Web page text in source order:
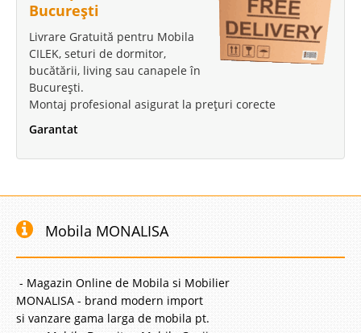
București
Livrare Gratuită pentru Mobila
CILEK, seturi de dormitor,
bucătării, living sau canapele în
București.
Montaj profesional asigurat la prețuri corecte
Garantat
Mobila MONALISA
- Magazin Online de Mobila si Mobilier
MONALISA - brand modern import
si vanzare gama larga de mobila pt.